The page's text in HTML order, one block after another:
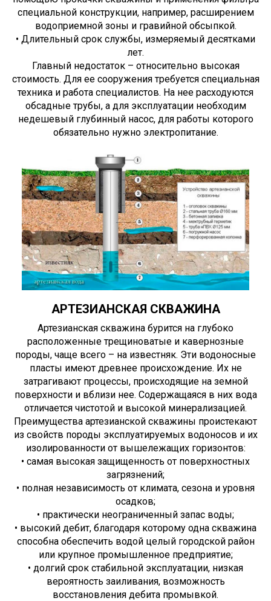
специальной конструкции, например, расширением
водоприемной зоны и гравийной обсыпкой.
• Длительный срок службы, измеряемый десятками
лет.
Главный недостаток – относительно высокая
стоимость. Для ее сооружения требуется специальная
техника и работа специалистов. На нее расходуются
обсадные трубы, а для эксплуатации необходим
недешевый глубинный насос, для работы которого
обязательно нужно электропитание.
АРТЕЗИАНСКАЯ СКВАЖИНА
Артезианская скважина бурится на глубоко
расположенные трещиноватые и кавернозные
породы, чаще всего – на известняк. Эти водоносные
пласты имеют древнее происхождение. Их не
затрагивают процессы, происходящие на земной
поверхности и вблизи нее. Содержащаяся в них вода
отличается чистотой и высокой минерализацией.
Преимущества артезианской скважины проистекают
из свойств породы эксплуатируемых водоносов и их
изолированности от вышележащих горизонтов:
• самая высокая защищенность от поверхностных
загрязнений;
• полная независимость от климата, сезона и уровня
осадков;
• практически неограниченный запас воды;
• высокий дебит, благодаря которому одна скважина
способна обеспечить водой целый городской район
или крупное промышленное предприятие;
• долгий срок стабильной эксплуатации, низкая
вероятность заиливания, возможность
восстановления дебита промывкой.